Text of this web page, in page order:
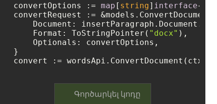
convertOptions := map [ string] interface{}{}
convertRequest :=
Document:
    Format: ToStringPointer(
"docx" ),
    Optionals: convertOptions,
}
convert := wordsApi.ConvertDocument(ctx,
Գործարկել կոդը